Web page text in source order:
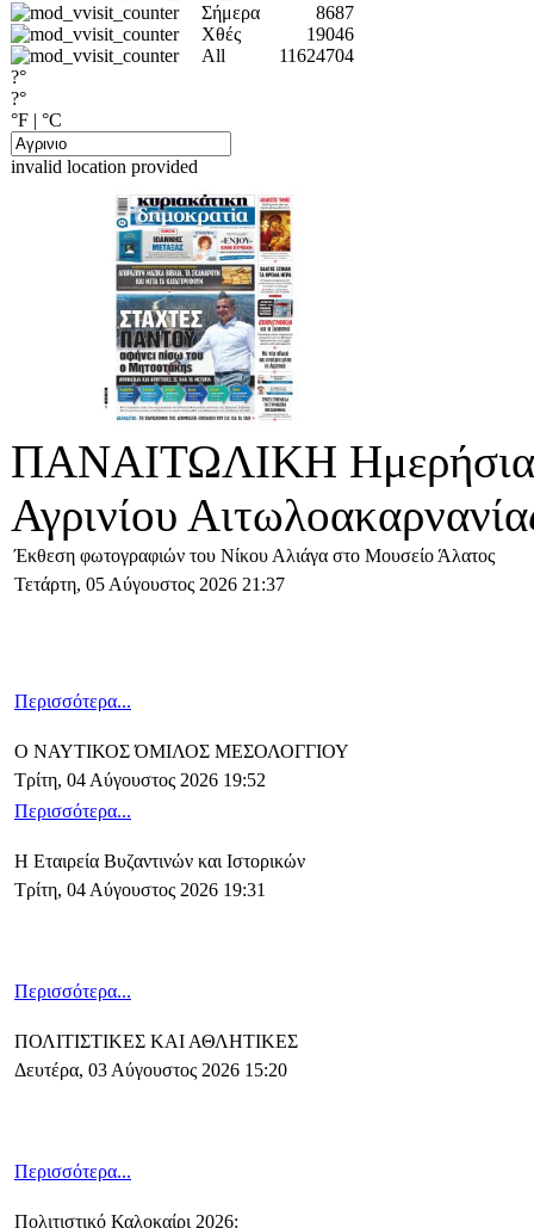
Σήμερα
8687
Χθές
19046
All
11624704
?°
?°
°F | °C
invalid location provided
ΠΑΝΑΙΤΩΛΙΚΗ Ημερήσια
Αγρινίου
Έκθεση φωτογραφιών του Νίκου Αλιάγα στο Μουσείο Άλατος
Τετάρτη, 05 Αύγουστος 2026 21:37
Περισσότερα...
Ο ΝΑΥΤΙΚΟΣ ΌΜΙΛΟΣ ΜΕΣΟΛΟΓΓΙΟΥ
Τρίτη, 04 Αύγουστος 2026 19:52
Περισσότερα...
Η Εταιρεία Βυζαντινών και Ιστορικών
Τρίτη, 04 Αύγουστος 2026 19:31
Περισσότερα...
ΠΟΛΙΤΙΣΤΙΚΕΣ ΚΑΙ ΑΘΛΗΤΙΚΕΣ
Δευτέρα, 03 Αύγουστος 2026 15:20
Περισσότερα...
Πολιτιστικό Καλοκαίρι 2026: